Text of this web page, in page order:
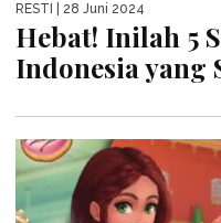
RESTI | 28 Juni 2024
Hebat! Inilah 5
Indonesia yang